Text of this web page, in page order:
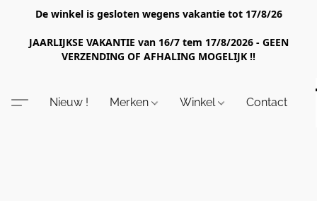
De winkel is gesloten wegens vakantie tot 17/8/26
JAARLIJKSE VAKANTIE van 16/7 tem 17/8/2026 - GEEN
VERZENDING OF AFHALING MOGELIJK !!
Nieuw ! Merken Winkel Contact